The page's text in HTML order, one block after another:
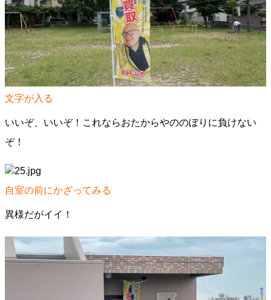
文字が入る
いいぞ、いいぞ！これならおたからやののぼりに負けない
ぞ！
自室の前にかざってみる
異様だがイイ！